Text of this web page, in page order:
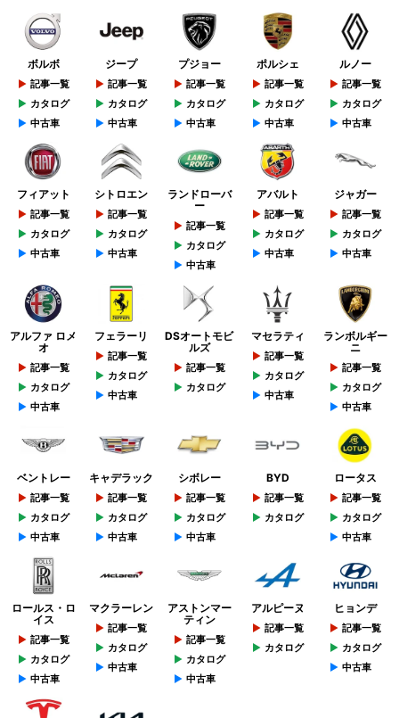
ボルボ
記事一覧
カタログ
中古車
ジープ
記事一覧
カタログ
中古車
プジョー
記事一覧
カタログ
中古車
ポルシェ
記事一覧
カタログ
中古車
ルノー
記事一覧
カタログ
中古車
フィアット
記事一覧
カタログ
中古車
シトロエン
記事一覧
カタログ
中古車
ランドローバ
ー
記事一覧
カタログ
中古車
アバルト
記事一覧
カタログ
中古車
ジャガー
記事一覧
カタログ
中古車
アルファ ロメ
オ
記事一覧
カタログ
中古車
フェラーリ
記事一覧
カタログ
中古車
DSオートモビ
ルズ
記事一覧
カタログ
マセラティ
記事一覧
カタログ
中古車
ランボルギー
ニ
記事一覧
カタログ
中古車
ベントレー
記事一覧
カタログ
中古車
キャデラック
記事一覧
カタログ
中古車
シボレー
記事一覧
カタログ
中古車
BYD
記事一覧
カタログ
ロータス
記事一覧
カタログ
中古車
ロールス・ロ
イス
記事一覧
カタログ
中古車
マクラーレン
記事一覧
カタログ
中古車
アストンマー
ティン
記事一覧
カタログ
中古車
アルピーヌ
記事一覧
カタログ
ヒョンデ
記事一覧
カタログ
中古車